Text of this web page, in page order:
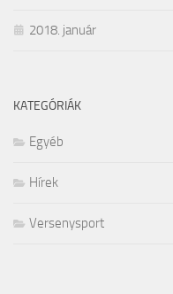
2018. január
KATEGÓRIÁK
Egyéb
Hírek
Versenysport